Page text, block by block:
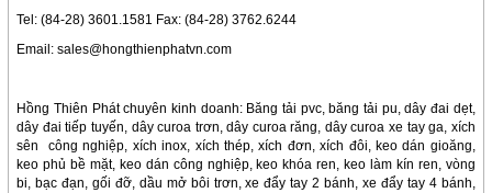
Tel: (84-28) 3601.1581 Fax: (84-28) 3762.6244
Email: sales@hongthienphatvn.com
Hồng Thiên Phát chuyên kinh doanh: Băng tải pvc, băng tải pu, dây đai dẹt,
dây đai tiếp tuyến, dây curoa trơn, dây curoa răng, dây curoa xe tay ga, xích
sên công nghiệp, xích inox, xích thép, xích đơn, xích đôi, keo dán gioăng,
keo phủ bề mặt, keo dán công nghiệp, keo khóa ren, keo làm kín ren, vòng
bi, bạc đạn, gối đỡ, dầu mở bôi trơn, xe đẩy tay 2 bánh, xe đẩy tay 4 bánh,